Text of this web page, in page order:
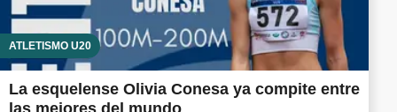
ATLETISMO U20
La esquelense Olivia Conesa ya compite entre